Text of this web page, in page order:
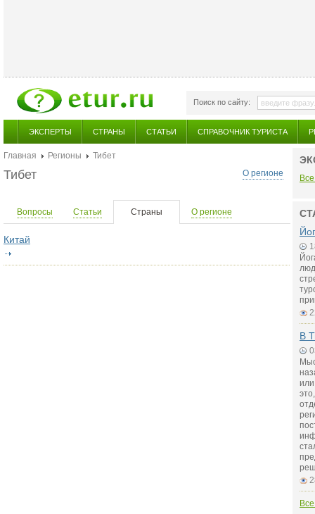
Поиск по сайту:
ЭКСПЕРТЫ СТРАНЫ СТАТЬИ СПРАВОЧНИК ТУРИСТА
Главная Регионы
Тибет
О регионе
Тибет
Вопросы Статьи Страны О регионе
Китай
В